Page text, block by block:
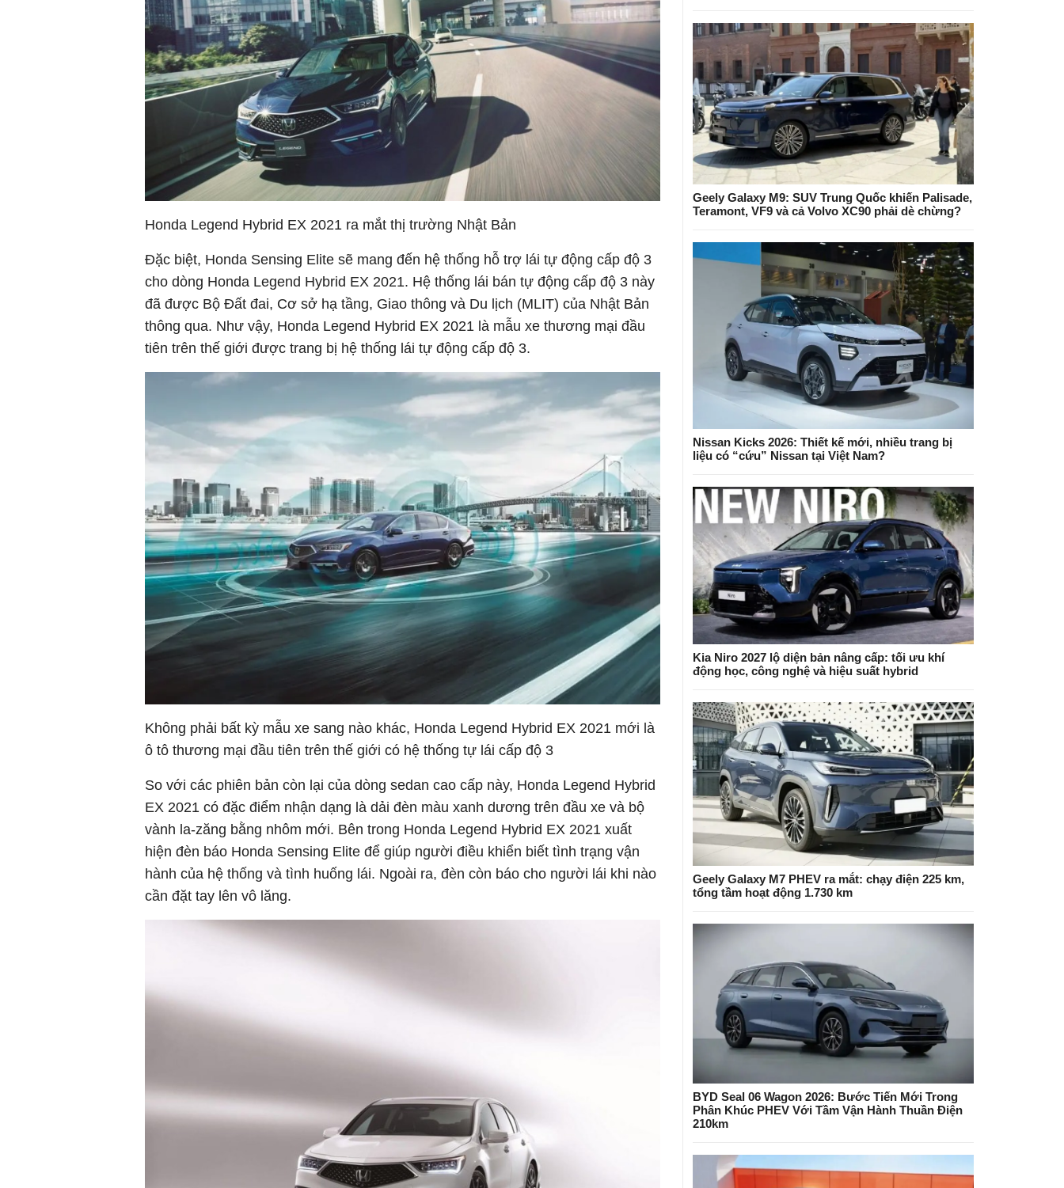
Honda Legend Hybrid EX 2021 ra mắt thị trường Nhật Bản
Đặc biệt, Honda Sensing Elite sẽ mang đến hệ thống hỗ trợ lái tự động cấp độ 3
cho dòng Honda Legend Hybrid EX 2021. Hệ thống lái bán tự động cấp độ 3 này
đã được Bộ Đất đai, Cơ sở hạ tầng, Giao thông và Du lịch (MLIT) của Nhật Bản
thông qua. Như vậy, Honda Legend Hybrid EX 2021 là mẫu xe thương mại đầu
tiên trên thế giới được trang bị hệ thống lái tự động cấp độ 3.
Không phải bất kỳ mẫu xe sang nào khác, Honda Legend Hybrid EX 2021 mới là
ô tô thương mại đầu tiên trên thế giới có hệ thống tự lái cấp độ 3
So với các phiên bản còn lại của dòng sedan cao cấp này, Honda Legend Hybrid
EX 2021 có đặc điểm nhận dạng là dải đèn màu xanh dương trên đầu xe và bộ
vành la-zăng bằng nhôm mới. Bên trong Honda Legend Hybrid EX 2021 xuất
hiện đèn báo Honda Sensing Elite để giúp người điều khiển biết tình trạng vận
hành của hệ thống và tình huống lái. Ngoài ra, đèn còn báo cho người lái khi nào
cần đặt tay lên vô lăng.
Geely Galaxy M9: SUV Trung Quốc khiến Palisade,
Teramont, VF9 và cả Volvo XC90 phải dè chừng?
Nissan Kicks 2026: Thiết kế mới, nhiều trang bị
liệu có “cứu” Nissan tại Việt Nam?
Kia Niro 2027 lộ diện bản nâng cấp: tối ưu khí
động học, công nghệ và hiệu suất hybrid
Geely Galaxy M7 PHEV ra mắt: chạy điện 225 km,
tổng tầm hoạt động 1.730 km
BYD Seal 06 Wagon 2026: Bước Tiến Mới Trong
Phân Khúc PHEV Với Tầm Vận Hành Thuần Điện
210km